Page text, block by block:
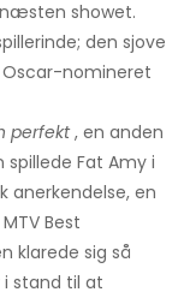
showet.
den sjove
Oscar-nomineret
perfekt, en anden
Fat Amy i
anerkendelse, en
Best
klarede sig så
i stand til at